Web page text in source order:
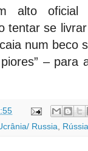
alto oficial
tentar se
num beco
– para
Russia, Rússia